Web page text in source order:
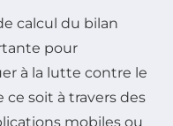
calcul du bilan
pour
à la lutte contre le
soit à travers des
mobiles ou